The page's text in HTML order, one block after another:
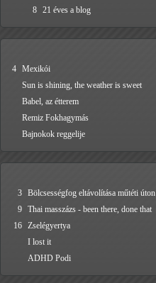
8 21 éves a blog
4 Mexikói
Sun is shining, the weather is sweet
Babel, az étterem
Remiz Fokhagymás
Bajnokok reggelije
3 Bölcsességfog eltávolítása műtéti úton
9 Thai masszázs - been there, done that
16 Zselégyertya
I lost it
ADHD Podi